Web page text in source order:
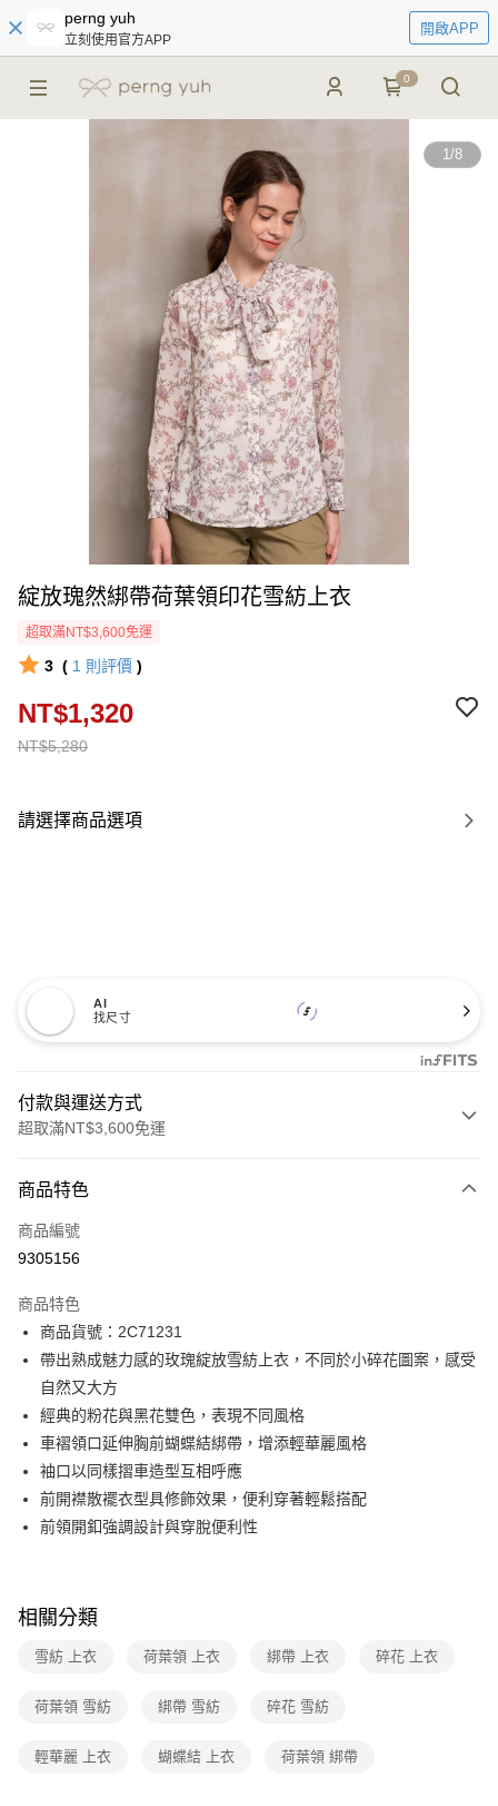
perng yuh
立刻使用官方APP
開啟APP
0
1/8
綻放瑰然綁帶荷葉領印花雪紡上衣
超取滿NT$3,600免運
3 ( 1 則評價 )
NT$5,280
NT$1,320
請選擇商品選項
AI
找尺寸
付款與運送方式
超取滿NT$3,600免運
信用卡一次付款
信用卡分期付款
合作金庫商業銀行
華南商業銀行
上海商業儲蓄銀行
台北富邦商業銀行
國泰世華商業銀行
臺灣中小企業銀行
台中商業銀行
匯豐（台灣）商業銀行
華泰商業銀行
聯邦商業銀行
遠東國際商業銀行
元大商業銀行
玉山商業銀行
星展（台灣）商業銀行
台新國際商業銀行
LINE Pay
Apple Pay
街口支付
AFTEE先享後付
相關說明
【關於「AFTEE先享後付」】
AFTEE先享後付是「在收到商品之後才付款」的支付方式。 讓您購物簡單
便利好安心！
１．於結帳方式選擇「AFTEE先享後付」後，將跳轉至「AFTEE先享後付」
２．訂單成立數日內，您將收到繳費通知簡訊。
３．收到繳費通知簡訊後14天內，點擊此簡訊中的連結，可透過四大超商／
※ 請注意：結帳手續完成當下不需立刻繳費，但若您需要取消訂單，請聯絡
付款後全家FamilyMart取貨
每筆NT$90，滿NT$3,600(含以上)免運費
黑貓宅配
商品特色
商品編號
9305156
商品特色
商品貨號：2C71231
帶出熟成魅力感的玫瑰綻放雪紡上衣，不同於小碎花圖案，感受
自然又大方
經典的粉花與黑花雙色，表現不同風格
車褶領口延伸胸前蝴蝶結綁帶，增添輕華麗風格
袖口以同樣摺車造型互相呼應
前開襟散襬衣型具修飾效果，便利穿著輕鬆搭配
前領開釦強調設計與穿脫便利性
相關分類
雪紡 上衣 荷葉領 上衣 綁帶 上衣 碎花 上衣
荷葉領 雪紡 綁帶 雪紡 碎花 雪紡
輕華麗 上衣 蝴蝶結 上衣 荷葉領 綁帶